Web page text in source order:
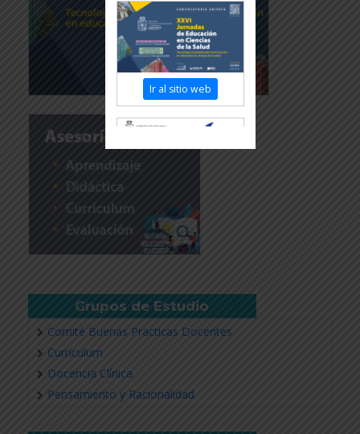
Grupos de Estudio
Comité Buenas Practicas Docentes
Currículum
Docencia Clínica
Pensamiento y Racionalidad
Ir al sitio web
Revisar más información